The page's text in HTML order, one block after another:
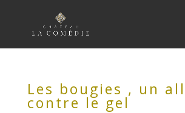
Les bougies , un
contre le gel